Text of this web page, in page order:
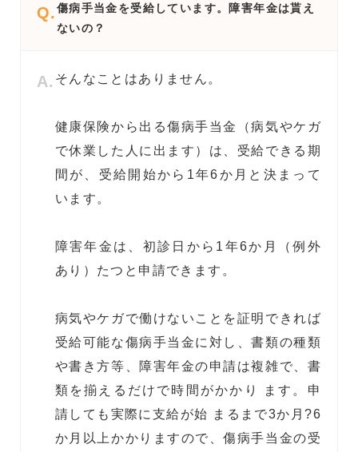
Q.傷病手当金を受給しています。障害年金は貰え
ないの？
A. そんなことはありません。
健康保険から出る傷病手当金（病気やケガ
で休業した人に出ます）は、受給できる期
間が、受給開始から1年6か月と決まって
います。
障害年金は、初診日から1年6か月（例外
あり）たつと申請できます。
病気やケガで働けないことを証明できれば
受給可能な傷病手当金に対し、書類の種類
や書き方等、障害年金の申請は複雑で、書
類を揃えるだけで時間がかかり ます。申
請しても実際に支給が始 まるまで3か月?6
か月以上かかりますので、傷病手当金の受